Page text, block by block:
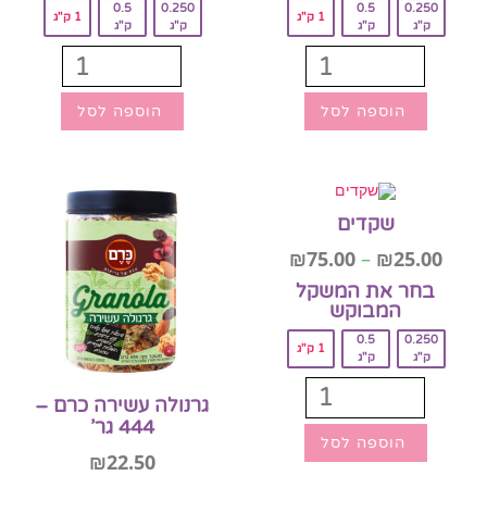
0.250
ק"ג
0.5
ק"ג
1 ק"ג
הוספה לסל
0.250
ק"ג
0.5
ק"ג
1 ק"ג
הוספה לסל
שקדים
₪25.00
–
₪75.00
בחר את המשקל
המבוקש‎
0.250
ק"ג
0.5
ק"ג
1 ק"ג
הוספה לסל
גרנולה עשירה כרם –
444 גר’
₪22.50